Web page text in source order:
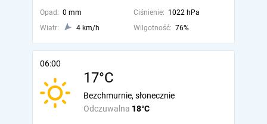
Opad: 0 mm Ciśnienie: 1022 hPa
Wiatr:
4 km/h Wilgotność: 76%
06:00
17°C
Odczuwalna 18°C
Bezchmurnie, słonecznie